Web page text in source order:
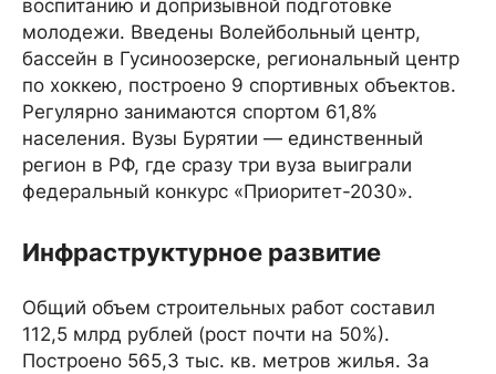
воспитанию и допризывной подготовке
молодежи. Введены Волейбольный центр,
бассейн в Гусиноозерске, региональный центр
по хоккею, построено 9 спортивных объектов.
Регулярно занимаются спортом 61,8%
населения. Вузы Бурятии — единственный
регион в РФ, где сразу три вуза выиграли
федеральный конкурс «Приоритет-2030».
Инфраструктурное развитие
Общий объем строительных работ составил
112,5 млрд рублей (рост почти на 50%).
Построено 565,3 тыс. кв. метров жилья. За